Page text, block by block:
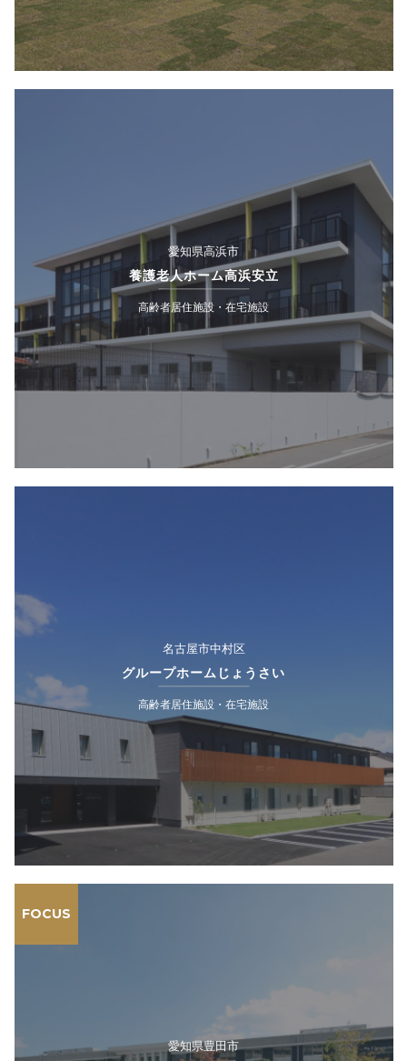
愛知県高浜市
養護老人ホーム高浜安立
高齢者居住施設・在宅施設
名古屋市中村区
グループホームじょうさい
高齢者居住施設・在宅施設
FOCUS
愛知県豊田市